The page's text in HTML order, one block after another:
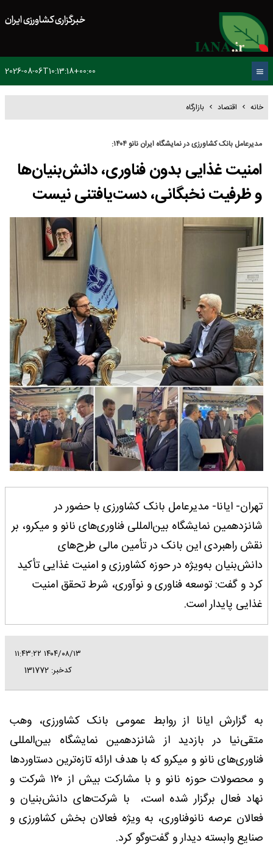
خبرگزاری کشاورزی ایران
2026-08-06T10:13:18+00:00
خانه اقتصاد بازارگاه
مدیرعامل بانک کشاورزی در نمایشگاه ایران نانو ۱۴۰۴:
امنیت غذایی بدون فناوری، دانش‌بنیان‌ها
و ظرفیت نخبگانی، دست‌یافتنی نیست
تهران- ایانا- مدیرعامل بانک کشاورزی با حضور در
شانزدهمین نمایشگاه بین‌المللی فناوری‌های نانو و میکرو، بر
نقش راهبردی این بانک در تأمین مالی طرح‌های
دانش‌بنیان به‌ویژه در حوزه کشاورزی و امنیت غذایی تأکید
کرد و گفت: توسعه فناوری و نوآوری، شرط تحقق امنیت
غذایی پایدار است.
۱۴۰۴/۰۸/۱۳ ۱۱:۴۳:۲۲
کدخبر: 131772
به گزارش ایانا از روابط عمومی بانک کشاورزی، وهب
متقی‌نیا در بازدید از شانزدهمین نمایشگاه بین‌المللی
فناوری‌های نانو و میکرو که با هدف ارائه تازه‌ترین دستاوردها
و محصولات حوزه نانو و با مشارکت بیش از ۱۲۰ شرکت و
نهاد فعال برگزار شده است، با شرکت‌های دانش‌بنیان و
فعالان عرصه نانوفناوری، به ‌ویژه فعالان بخش کشاورزی و
صنایع وابسته دیدار و گفت‌وگو کرد.